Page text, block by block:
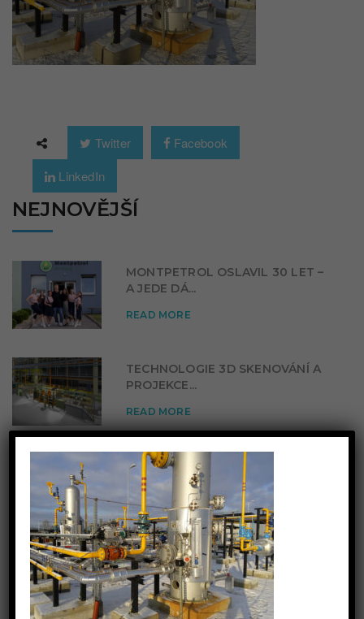
Twitter
Facebook
LinkedIn
NEJNOVĚJŠÍ
MONTPETROL OSLAVIL 30 LET –
A JEDE DÁ...
READ MORE
TECHNOLOGIE 3D SKENOVÁNÍ A
PROJEKCE...
READ MORE
OTEVŘENÍ POBOČKY V
PARDUBICÍCH...
READ MORE
ZALOŽENÍ DIVIZE ENERGO...
READ MORE